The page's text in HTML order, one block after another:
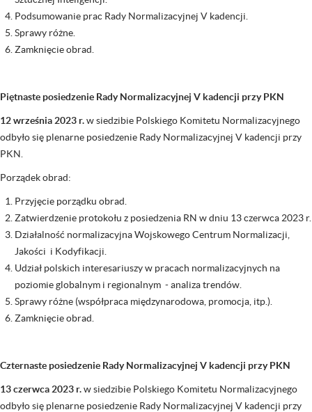
Podsumowanie prac Rady Normalizacyjnej V kadencji.
Sprawy różne.
Zamknięcie obrad.
Piętnaste posiedzenie Rady Normalizacyjnej V kadencji przy PKN
12 września 2023 r.w siedzibie Polskiego Komitetu Normalizacyjnego
odbyło się plenarne posiedzenie Rady Normalizacyjnej V kadencji przy
PKN.
Porządek obrad:
Przyjęcie porządku obrad.
Zatwierdzenie protokołu z posiedzenia RN w dniu 13 czerwca 2023 r.
Działalność normalizacyjna Wojskowego Centrum Normalizacji,
Jakości i Kodyfikacji.
Udział polskich interesariuszy w pracach normalizacyjnych na
poziomie globalnym i regionalnym - analiza trendów.
Sprawy różne (współpraca międzynarodowa, promocja, itp.).
Zamknięcie obrad.
Czternaste posiedzenie Rady Normalizacyjnej V kadencji przy PKN
13 czerwca 2023 r.w siedzibie Polskiego Komitetu Normalizacyjnego
odbyło się plenarne posiedzenie Rady Normalizacyjnej V kadencji przy